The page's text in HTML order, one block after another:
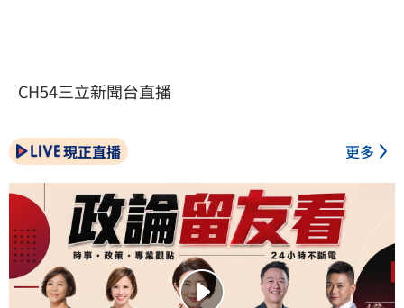
CH54三立新聞台直播
現正直播 更多